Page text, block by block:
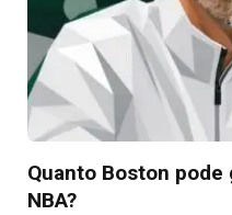
Quanto Boston
NBA?